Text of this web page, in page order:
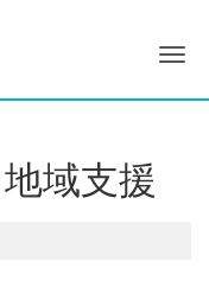
ナ
域支援